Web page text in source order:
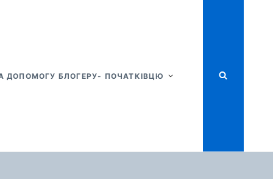
ДОПОМОГУ БЛОГЕРУ- ПОЧАТКІВЦЮ